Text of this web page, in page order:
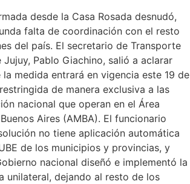
desde la Casa Rosada desnudó,
falta de coordinación con el resto
del país. El secretario de Transporte
Pablo Giachino, salió a aclarar
medida entrará en vigencia este 19 de
de manera exclusiva a las
nacional que operan en el Área
Aires (AMBA). El funcionario
no tiene aplicación automática
de los municipios y provincias, y
nacional diseñó e implementó la
unilateral, dejando al resto de los